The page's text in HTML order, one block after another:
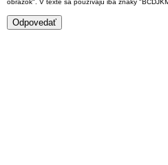
obrázok". V texte sa používajú iba znaky